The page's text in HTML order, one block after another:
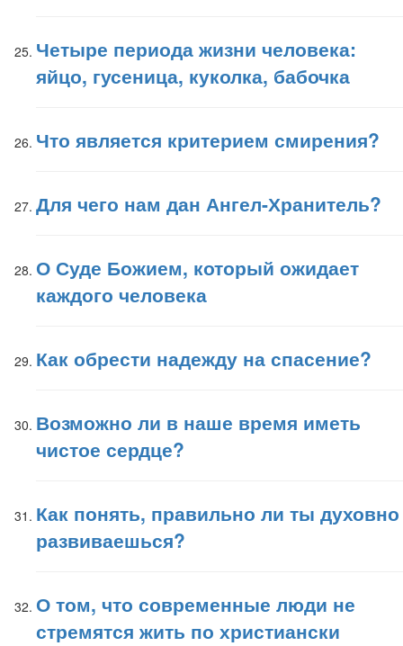
Четыре периода жизни человека:
яйцо, гусеница, куколка, бабочка
Что является критерием смирения?
Для чего нам дан Ангел-Хранитель?
О Суде Божием, который ожидает
каждого человека
Как обрести надежду на спасение?
Возможно ли в наше время иметь
чистое сердце?
Как понять, правильно ли ты духовно
развиваешься?
О том, что современные люди не
стремятся жить по христиански